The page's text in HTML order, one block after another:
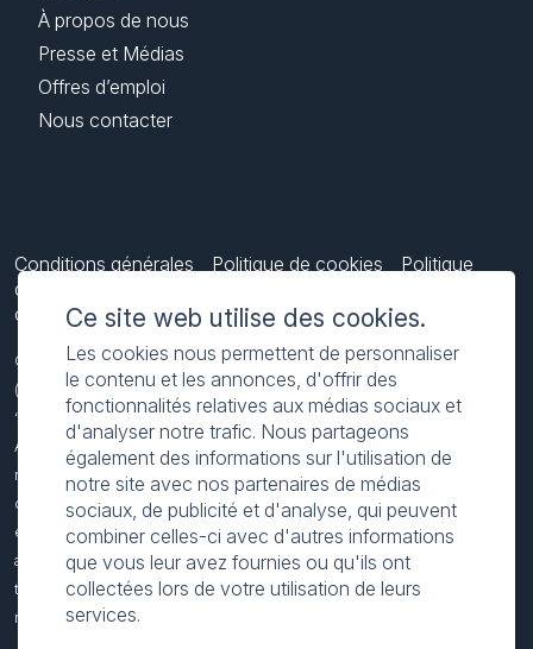
Ce site web utilise des cookies.
Les cookies nous permettent de personnaliser
le contenu et les annonces, d'offrir des
fonctionnalités relatives aux médias sociaux et
d'analyser notre trafic. Nous partageons
également des informations sur l'utilisation de
notre site avec nos partenaires de médias
sociaux, de publicité et d'analyse, qui peuvent
combiner celles-ci avec d'autres informations
que vous leur avez fournies ou qu'ils ont
collectées lors de votre utilisation de leurs
services.
À propos de nous
Presse et Médias
Offres d’emploi
Nous contacter
Conditions générales Politique de cookies
Politique
de confidentialité
chez ComplyAdvantage
ComplyAdvantage is not a consumer reporting agency and the services
(and the data provided as part of its services) do not constitute a
‘consumer report’ for the purposes of the Federal Fair Credit Reporting
Act (FCRA), 15 U.S.C. sec. 1681 et seq. The data we provide to you may
not be used, in whole or in part, to: make any consumer debt collection
decision, establish a consumer’s eligibility for credit, insurance,
employment, government benefits, or housing, or for any other purpose
authorized under the FCRA. If you use any of our services, you agree not
to use them, or the data, for any purpose authorized under the FCRA or in
relation to taking an adverse action relating to a consumer application.